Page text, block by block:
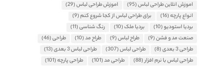
اموزش انلاین طراحی لباس(95) اموزش طراحی لباس(29)
انواع پارچه(16) برای طراحی لباس از کجا شروع کنم(9)
بردیا استودیو(10) بردیا ملک(10) رنگ شناسی(11)
صنعت مد و فشن(9) طراح لباس(9) طراح مد(10) طراحی(46)
طراحی 3 بعدی
(8) طراحی لباس(307) طراحی لباس 3 بعدی
(13)
طراحی لباس با نرم افزار(88) طراحی مد(101) طراحی پارچه(101)